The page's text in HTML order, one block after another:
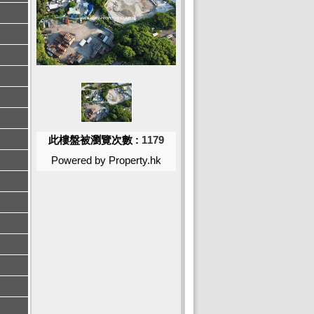
此樓盤被瀏覽次數 : 1179
Powered by Property.hk